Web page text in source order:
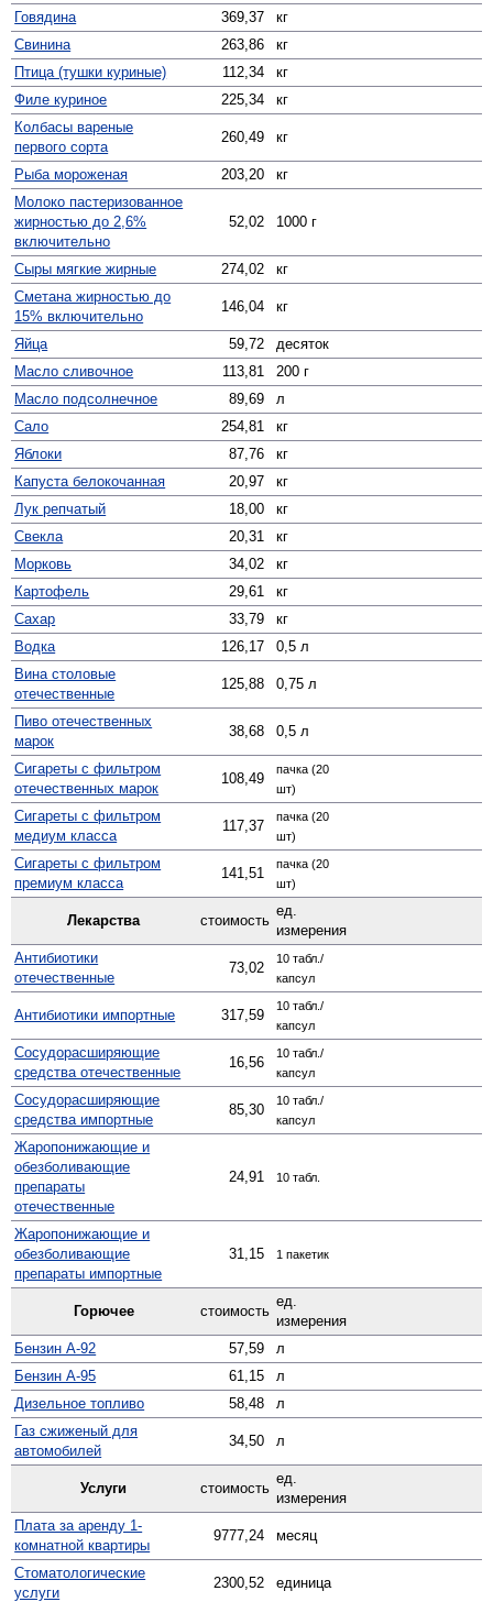
Говядина
369,37
кг
Свинина
263,86
кг
Птица (тушки куриные)
112,34
кг
Филе куриное
225,34
кг
Колбасы вареные
первого сорта
260,49 кг
Рыба мороженая 203,20
кг
Молоко пастеризованное
жирностью до 2,6%
включительно
52,02 1000 г
Сыры мягкие жирные 274,02
кг
Сметана жирностью до
15% включительно
146,04 кг
Яйца 59,72
десяток
Масло сливочное
113,81
200 г
Масло подсолнечное
89,69
л
Сало
254,81
кг
Яблоки
87,76
кг
Капуста белокочанная
20,97
кг
Лук репчатый
18,00
кг
Свекла
20,31
кг
Морковь
34,02
кг
Картофель
29,61
кг
Сахар
33,79
кг
Водка
126,17
0,5 л
Вина столовые
отечественные
125,88 0,75 л
Пиво отечественных
марок
38,68 0,5 л
Сигареты с фильтром
отечественных марок
108,49
пачка (20
шт)
Сигареты с фильтром
медиум класса
117,37
пачка (20
шт)
Сигареты с фильтром
премиум класса
141,51
пачка (20
шт)
Лекарства стоимость
ед.
измерения
Антибиотики
отечественные
73,02
10 табл./
капсул
Антибиотики импортные 317,59
10 табл./
капсул
Сосудо­расширяющие
средства отечественные
16,56
10 табл./
капсул
Сосуд­орасширяющие
средства импортные
85,30
10 табл./
капсул
Жаро­понижающие и
обезболивающие
препараты
отечественные
24,91 10 табл.
Жаро­понижающие и
обезболивающие
препараты импортные
31,15 1 пакетик
Горючее стоимость
ед.
измерения
Бензин А-92
57,59
л
Бензин А-95
61,15
л
Дизельное топливо
58,48
л
Газ сжиженый для
автомобилей
34,50 л
Услуги стоимость
ед.
измерения
Плата за аренду 1-
комнатной квартиры
9777,24 месяц
Стомато­логические
услуги
2300,52 единица